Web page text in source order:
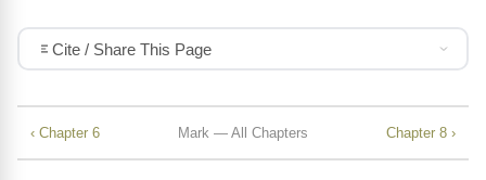
Cite / Share This Page
‹ Chapter 6 Mark — All Chapters Chapter 8 ›